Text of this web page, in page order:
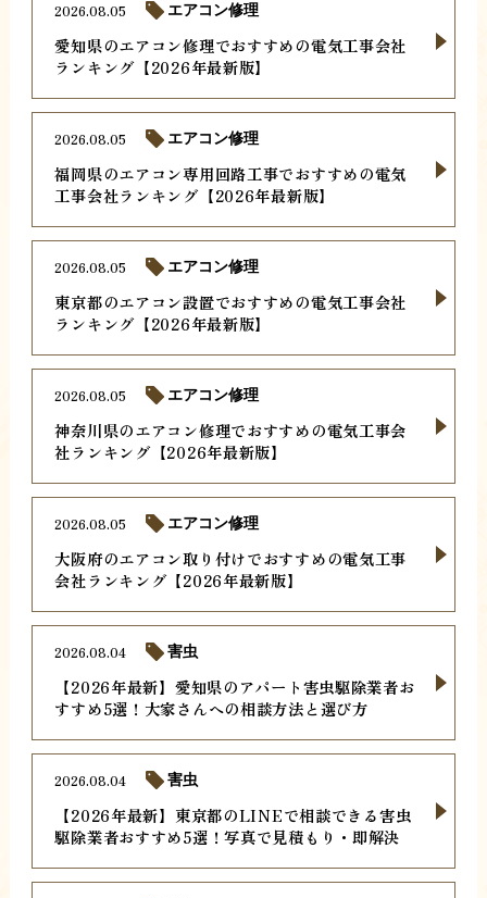
愛知県のエアコン修理でおすすめの電気工事会社
ランキング【2026年最新版】
2026.08.05 エアコン修理
福岡県のエアコン専用回路工事でおすすめの電気
工事会社ランキング【2026年最新版】
2026.08.05 エアコン修理
東京都のエアコン設置でおすすめの電気工事会社
ランキング【2026年最新版】
2026.08.05 エアコン修理
神奈川県のエアコン修理でおすすめの電気工事会
社ランキング【2026年最新版】
2026.08.05 エアコン修理
大阪府のエアコン取り付けでおすすめの電気工事
会社ランキング【2026年最新版】
2026.08.05 エアコン修理
【2026年最新】愛知県のアパート害虫駆除業者お
すすめ5選！大家さんへの相談方法と選び方
2026.08.04 害虫
【2026年最新】東京都のLINEで相談できる害虫
駆除業者おすすめ5選！写真で見積もり・即解決
2026.08.04 害虫